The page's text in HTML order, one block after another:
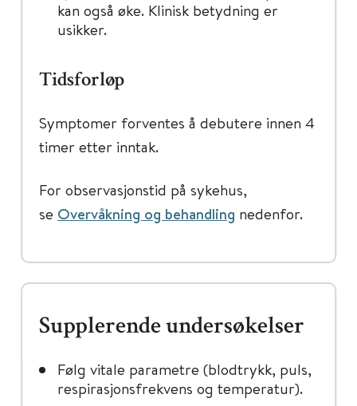
kan også øke. Klinisk betydning er
usikker.
Tidsforløp
Symptomer forventes å debutere innen 4
timer etter inntak.
For observasjonstid på sykehus,
se Overvåkning og behandling nedenfor.
Supplerende undersøkelser
Følg vitale parametre (blodtrykk, puls,
respirasjonsfrekvens og temperatur).